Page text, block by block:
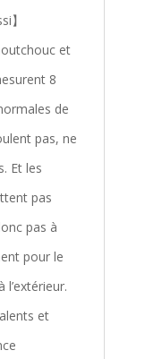
】
et
8
de
pas, ne
Et les
pas
pas à
pour le
l’extérieur.
et